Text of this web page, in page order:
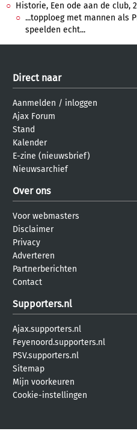
Historie, Een ode aan de club,
...topploeg met mannen als
speelden echt...
Direct naar
Aanmelden / inloggen
Ajax Forum
Stand
Kalender
E-zine (nieuwsbrief)
Nieuwsarchief
Over ons
Voor webmasters
Disclaimer
Privacy
Adverteren
Partnerberichten
Contact
Supporters.nl
Ajax.supporters.nl
Feyenoord.supporters.nl
PSV.supporters.nl
Sitemap
Mijn voorkeuren
Cookie-instellingen